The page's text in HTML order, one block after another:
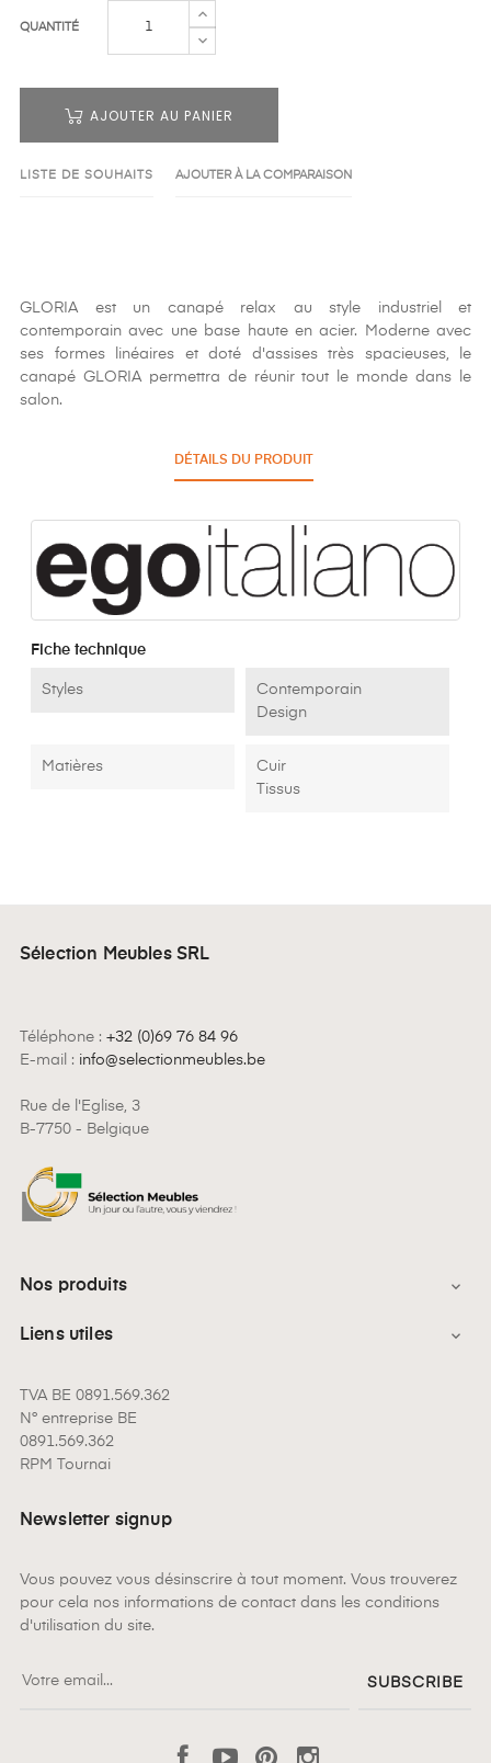
QUANTITÉ
AJOUTER AU PANIER
LISTE DE SOUHAITS AJOUTER À LA COMPARAISON
GLORIA est un canapé relax au style industriel et
contemporain avec une base haute en acier. Moderne avec
ses formes linéaires et doté d'assises très spacieuses, le
canapé GLORIA permettra de réunir tout le monde dans le
salon.
DÉTAILS DU PRODUIT
Fiche technique
Styles
Contemporain
Design
Matières
Cuir
Tissus
Sélection Meubles SRL
Téléphone : +32 (0)69 76 84 96
E-mail : info@selectionmeubles.be
Rue de l'Eglise, 3
B-7750 - Belgique
Nos produits 
Liens utiles 
TVA BE 0891.569.362
N° entreprise BE
0891.569.362
RPM Tournai
Newsletter signup
Vous pouvez vous désinscrire à tout moment. Vous trouverez
pour cela nos informations de contact dans les conditions
d'utilisation du site.
SUBSCRIBE
FacebookYouTubePinterest